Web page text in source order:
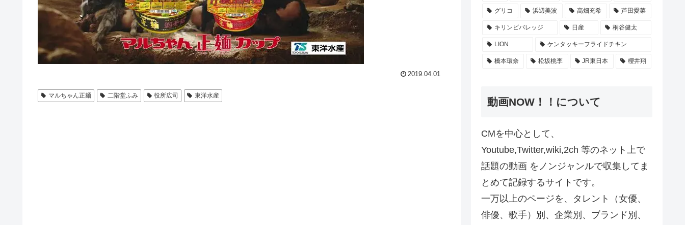
2019.04.01
マルちゃん正麺 二階堂ふみ 役所広司 東洋水産
グリコ 浜辺美波 高畑充希 芦田愛菜
キリンビバレッジ 日産 桐谷健太
LION ケンタッキーフライドチキン
橋本環奈 松坂桃李 JR東日本 櫻井翔
動画NOW！！について
CMを中心として、
Youtube,Twitter,wiki,2ch 等のネット上で
話題の動画 をノンジャンルで収集してま
とめて記録するサイトです。
一万以上のページを、タレント（女優、
俳優、歌手）別、企業別、ブランド別、